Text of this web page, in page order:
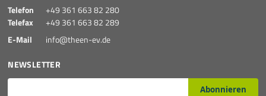
Telefon
+49 361 663 82 280
Telefax
+49 361 663 82 289
E-Mail
info@theen-ev.de
NEWSLETTER
E-Mail* Abonnieren